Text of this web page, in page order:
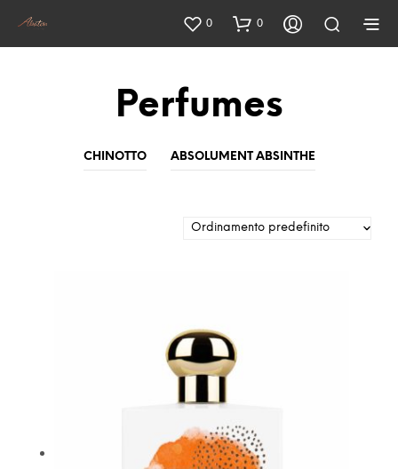
0 0
Perfumes
CHINOTTO ABSOLUMENT ABSINTHE